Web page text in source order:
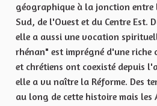
géographique à la jonction entre
Sud, de l'Ouest et du Centre Est.
elle a aussi une vocation
rhénan" est imprégné d'une riche
et chrétiens ont coexisté depuis
elle a vu naître la Réforme. Des
au long de cette histoire mais les